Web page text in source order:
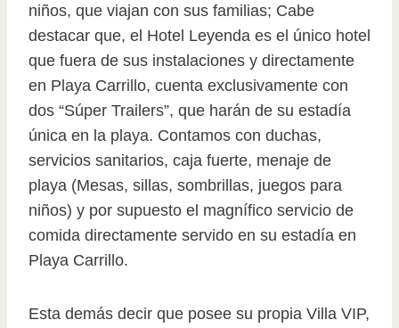
niños, que viajan con sus familias; Cabe
destacar que, el Hotel Leyenda es el único hotel
que fuera de sus instalaciones y directamente
en Playa Carrillo, cuenta exclusivamente con
dos “Súper Trailers”, que harán de su estadía
única en la playa. Contamos con duchas,
servicios sanitarios, caja fuerte, menaje de
playa (Mesas, sillas, sombrillas, juegos para
niños) y por supuesto el magnífico servicio de
comida directamente servido en su estadía en
Playa Carrillo.
Esta demás decir que posee su propia Villa VIP,